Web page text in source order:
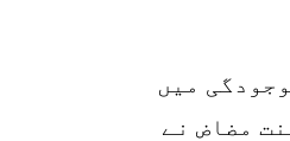
میں
مضاض نے